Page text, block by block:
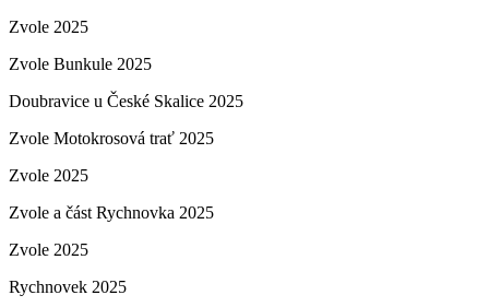
Zvole 2025
Zvole Bunkule 2025
Doubravice u České Skalice 2025
Zvole Motokrosová trať 2025
Zvole 2025
Zvole a část Rychnovka 2025
Zvole 2025
Rychnovek 2025